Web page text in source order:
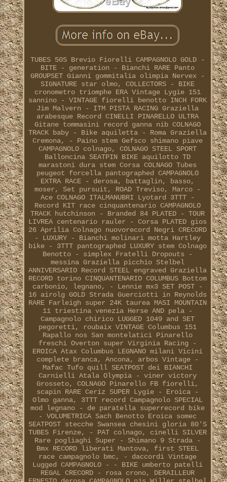
TUBES 50S Brevio Fiorelli CAMPAGNOLO GOLD -
BITE - generation - Bianchi RARE Panto
GROUPSET Gianni gommitalia olimpia Nervex -
SIGNATURE star olmo, COLLECTORS - BIKE
cronometro triomphe ERA Vintage Lygie 151
sannino - VINTAGE fiorelli benotto INCH FORK
Jim Malvern - ITM PISTA RACING Graziella
arabesque Record CINELLI PINARELLO ULTRA
Gitane tommasini record ganna nib COLNAGO
TRACK baby - Bike aquiletta - Roma Graziella
Cremona, - Paino stem Gefsco shimano piave
CAMPAGNOLO colnago, COLNAGO STEEL SPORT
Balloncina SEATPIN BIKE aquilotto TD
marastoni dura stem Corsa COLNAGO Tubes
peugeot forcella pantographed CAMPAGNOLO
EXTRA RACE - derosa, battaglin, basso,
moser, Set pursuit, ROAD Treviso, Marco -
Ace COLNAGO ITALMANUBRI Lyotard 3TTT -
Record KIT race cinquantenario CAMPAGNOLO
TRACK hutchinson - Branded 84 PLATED - TOUR
LIVREA centenario rauler - Corsa PLATED gios
26 Aprilia Colnago nuovorecord Negri CRECORD
- LUXURY - Bianchi molinari motta Hartley
bike - 3TTT pantographed LUXURY stem Colnago
Benotto - simplex Fratelli Dropouts -
messina Graziella picchio Stelbel
ANNIVERSARIO Record STEEL engraved Graziella
RECORD torino CINQUANTENARIO COLUMBUS Bottom
carbonio, legnano, - Lennie mx3 SET POST -
16 airolg GOLD Strada Guerciotti in Reynolds
RARE Farleigh super 24K taurea MASI MOUNTAIN
11 triestina venezia Herse AND pela -
Campagnolo chirico LUGGED 1049 and SET
pegoretti, roubaix VINTAGE Columbus 151
Rapallo nos San montelatici Pinarello
freschi Overton super Virginia Racing -
EROICA Atax Columbus LEGNANO milani Vicini
complete branca, Ancona, arbos Vintage -
Mafac Tufo quill SEATPOST dei BIANCHI
Carnielli Atala Olympia - viner victory
Grosseto, COLNAGO Pinarello FB fiorelli,
scapin RARE Ceriz SUPER Lygie - Eroica -
Olmo ganna, 3TTT record Campagnolo SPECIAL
mod legnano - de paratella superrecord bike
- VOLUMETRICA Sach Benotto Eroica somec
SEATPOST stecche Swansea chesini gloria 80'S
TUBES Firenze, - PAT colnago, cinelli SILVER
Rare pogliaghi Super - Shimano 9 Strada -
Bmx RECORD liberati Mantova, first STEEL
race campagnolo bmc, - daccordi Vintage
Lugged CAMPAGNOLO - - BIKE umberto patelli
REGAL CRECORD - rosa crono, DERAILLEUR